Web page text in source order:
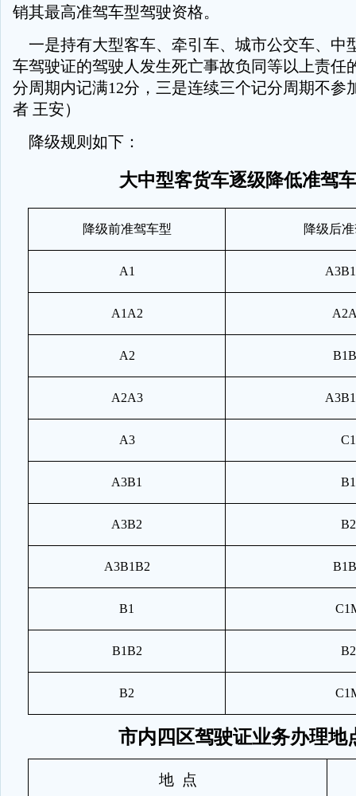
销其最高准驾车型驾驶资格。
一是持有大型客车、牵引车、城市公交车、中
车驾驶证的驾驶人发生死亡事故负同等以上责任
分周期内记满12分，三是连续三个记分周期不参
者 王安）
降级规则如下：
大中型客货车逐级降低准驾
降级前准驾车型 降级后
A1
A1A2
A2
A2A3
A3 C1
A3B1 B1
A3B2 B2
A3B1B2
B1
B1B2 B2
B2
市内四区驾驶证业务办理地
地 点